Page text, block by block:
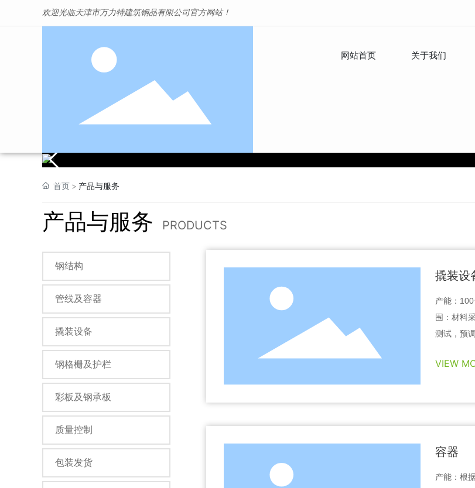
欢迎光临天津市万力特建筑钢品有限公司官方网站！
网站首页 关于我们
首页 产品与服务
产品与服务 PRODUCTS
钢结构
管线及容器
撬装设备
钢格栅及护栏
彩板及钢承板
质量控制
包装发货
撬装设
产能：
围：材料
测试，预调试 质量控制：ASME B31.1，B31.3,B31.4
VIEW
容器
产能：根